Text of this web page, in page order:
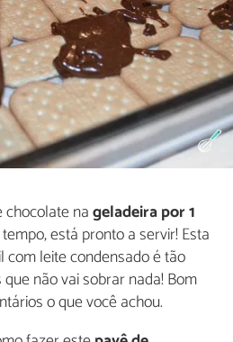
chocolate nageladeira por 1
está pronto a servir! Esta
leite condensado é tão
não vai sobrar nada! Bom
o que você achou.